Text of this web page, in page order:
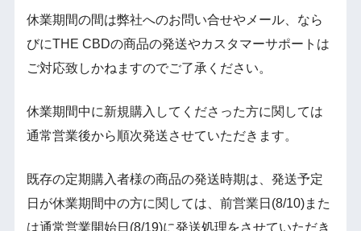
休業期間の間は弊社へのお問い合せやメール、なら
びにTHE CBDの商品の発送やカスタマーサポートは
ご対応致しかねますのでご了承ください。
休業期間中に新規購入してくださった方に関しては
通常営業後から順次発送させていただきます。
既存の定期購入者様の商品の発送時期は、発送予定
日が休業期間中の方に関しては、前営業日(8/10)また
は通常営業開始日(8/19)に発送処理をさせていただき